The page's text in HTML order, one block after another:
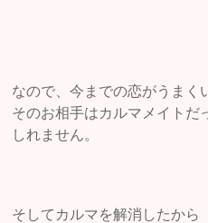
なので、今までの恋がうまく
そのお相手はカルマメイトだ
しれません。
そしてカルマを解消したから